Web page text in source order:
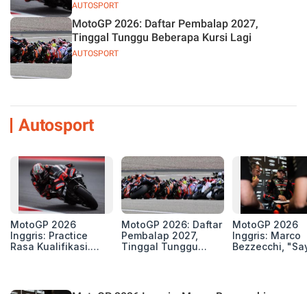
AUTOSPORT
AUTOSPORT
MotoGP 2026: Daftar Pembalap 2027,
Tinggal Tunggu Beberapa Kursi Lagi
Autosport
MotoGP 2026
Inggris: Practice
Rasa Kualifikasi.
Silverstone!
MotoGP 2026: Daftar
Pembalap 2027,
Tinggal Tunggu
MotoGP 2026
Inggris: Marco
Bezzecchi,